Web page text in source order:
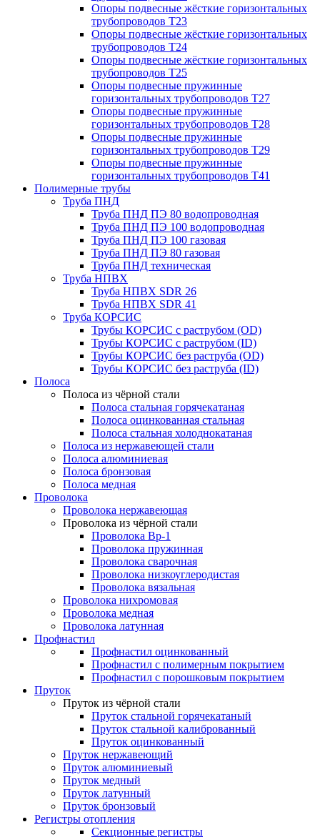
Опоры подвесные жёсткие горизонтальных
трубопроводов Т23
Опоры подвесные жёсткие горизонтальных
трубопроводов Т24
Опоры подвесные жёсткие горизонтальных
трубопроводов Т25
Опоры подвесные пружинные
горизонтальных трубопроводов Т27
Опоры подвесные пружинные
горизонтальных трубопроводов Т28
Опоры подвесные пружинные
горизонтальных трубопроводов Т29
Опоры подвесные пружинные
горизонтальных трубопроводов Т41
Полимерные трубы
Труба ПНД
Труба ПНД ПЭ 80 водопроводная
Труба ПНД ПЭ 100 водопроводная
Труба ПНД ПЭ 100 газовая
Труба ПНД ПЭ 80 газовая
Труба ПНД техническая
Труба НПВХ
Труба НПВХ SDR 26
Труба НПВХ SDR 41
Труба КОРСИС
Трубы КОРСИС с раструбом (OD)
Трубы КОРСИС с раструбом (ID)
Трубы КОРСИС без раструба (OD)
Трубы КОРСИС без раструба (ID)
Полоса
Полоса из чёрной стали
Полоса стальная горячекатаная
Полоса оцинкованная стальная
Полоса стальная холоднокатаная
Полоса из нержавеющей стали
Полоса алюминиевая
Полоса бронзовая
Полоса медная
Проволока
Проволока нержавеющая
Проволока из чёрной стали
Проволока Вр-1
Проволока пружинная
Проволока сварочная
Проволока низкоуглеродистая
Проволока вязальная
Проволока нихромовая
Проволока медная
Проволока латунная
Профнастил
Профнастил оцинкованный
Профнастил с полимерным покрытием
Профнастил с порошковым покрытием
Пруток
Пруток из чёрной стали
Пруток стальной горячекатаный
Пруток стальной калиброванный
Пруток оцинкованный
Пруток нержавеющий
Пруток алюминиевый
Пруток медный
Пруток латунный
Пруток бронзовый
Регистры отопления
Секционные регистры